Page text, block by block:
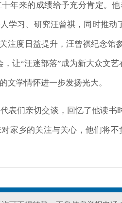
年来的成绩给予充分肯定。
学习、研究汪曾祺，同时推
注度日益提升，汪曾祺纪念馆
让“汪迷部落”成为新大众文
文学情怀进一步发扬光大。
表们亲切交谈，回忆了他读
家乡的关注与关心，他们将